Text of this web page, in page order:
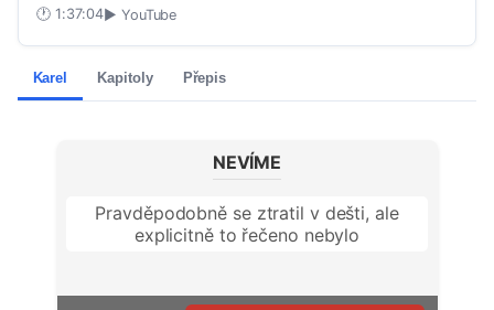
🕐 1:37:04▶ YouTube
Karel Kapitoly Přepis
NEVÍME
Pravděpodobně se ztratil v dešti, ale
explicitně to řečeno nebylo